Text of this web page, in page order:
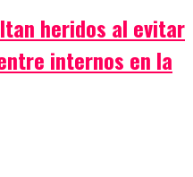
heridos al evitar
internos en la